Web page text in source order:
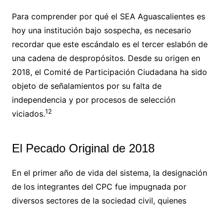
Para comprender por qué el SEA Aguascalientes es
hoy una institución bajo sospecha, es necesario
recordar que este escándalo es el tercer eslabón de
una cadena de despropósitos. Desde su origen en
2018, el Comité de Participación Ciudadana ha sido
objeto de señalamientos por su falta de
independencia y por procesos de selección
viciados.12
El Pecado Original de 2018
En el primer año de vida del sistema, la designación
de los integrantes del CPC fue impugnada por
diversos sectores de la sociedad civil, quienes